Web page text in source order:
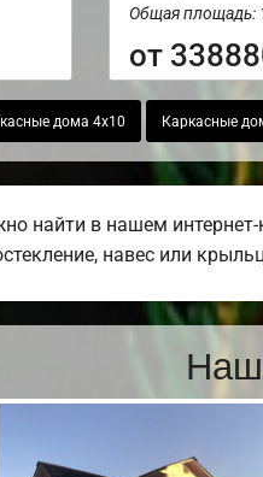
Общая площадь:
от
дома 4х10 Каркасные
найти в нашем
навес или